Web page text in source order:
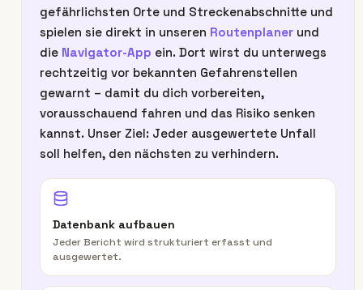
gefährlichsten Orte und Streckenabschnitte und
spielen sie direkt in unseren Routenplaner und
die Navigator-App ein. Dort wirst du unterwegs
rechtzeitig vor bekannten Gefahrenstellen
gewarnt – damit du dich vorbereiten,
vorausschauend fahren und das Risiko senken
kannst. Unser Ziel: Jeder ausgewertete Unfall
soll helfen, den nächsten zu verhindern.
Datenbank aufbauen
Jeder Bericht wird strukturiert erfasst und
ausgewertet.